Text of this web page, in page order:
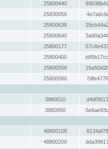
25800440
25830056
25800638
25800640
25800177
25800400
25800558
25800560
3880010
3880050
48800108
48800200